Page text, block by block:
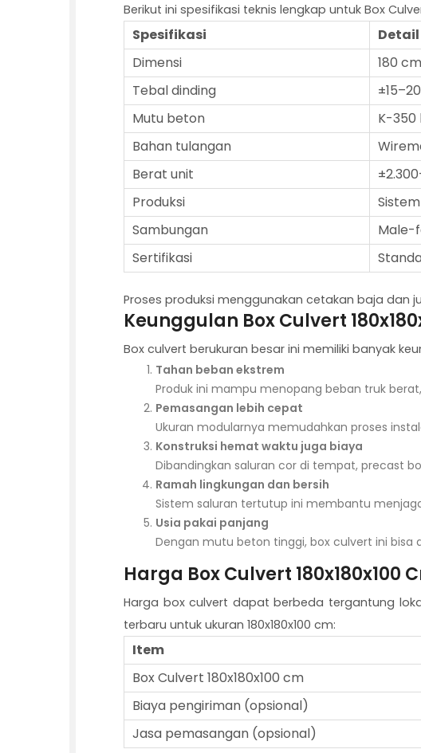
Berikut ini spesifikasi teknis lengkap untuk Box
Spesifikasi
Dimensi
180
Tebal dinding
Mutu beton
K-350
Bahan tulangan
Berat unit
Produksi
Sambungan
Male-
Sertifikasi
Proses produksi menggunakan cetakan baja dan
Keunggulan Box Culvert
Box culvert berukuran besar ini memiliki banyak
Tahan beban ekstrem
Produk ini mampu menopang beban truk
Pemasangan lebih cepat
Ukuran modularnya memudahkan proses
Konstruksi hemat waktu juga biaya
Dibandingkan saluran cor di tempat, precast
Ramah lingkungan dan bersih
Sistem saluran tertutup ini membantu
Usia pakai panjang
Dengan mutu beton tinggi, box culvert ini
Harga Box Culvert 180x180x100
Harga box culvert dapat berbeda tergantung
terbaru untuk ukuran 180x180x100 cm:
Item
Box Culvert 180x180x100 cm
Biaya pengiriman (opsional)
Jasa pemasangan (opsional)